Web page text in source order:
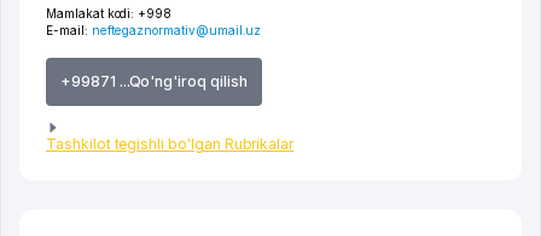
Mamlakat kodi: +998
E-mail: neftegaznormativ@umail.uz
+99871 ...Qo'ng'iroq qilish
Tashkilot tegishli bo'lgan Rubrikalar